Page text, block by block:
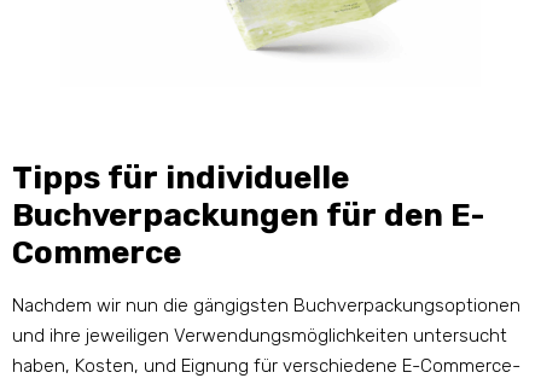
Tipps für individuelle
Buchverpackungen für den E-
Commerce
Nachdem wir nun die gängigsten Buchverpackungsoptionen
und ihre jeweiligen Verwendungsmöglichkeiten untersucht
haben, Kosten, und Eignung für verschiedene E-Commerce-